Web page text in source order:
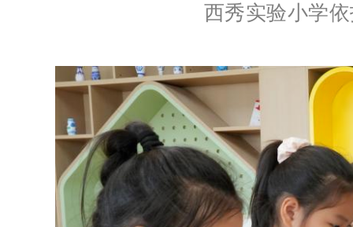
西秀实验小学